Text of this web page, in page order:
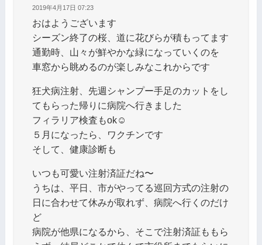
2019年4月17日 07:23
おはようございます
シーズン終了の桜、道に花びらが積もってます
通勤時、山々が鮮やかな緑になっていくのを
車窓から眺めるのが楽しみなこれからです
狂犬病注射、先週シャンプー手足のカットをし
てもらった帰りに病院へ行きました
フィラリア検査もok☺︎
５月になったら、ワクチンです
そして、健康診断も
いつも可愛い注射済証だね〜
うちは、平日、市がやってる巡回方式の注射の
日に合わせて休みが取れず、病院へ行くのだけ
ど
病院が他県になるから、そこで注射済証ももら